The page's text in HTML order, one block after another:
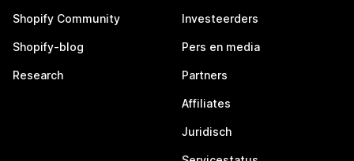
Shopify Community
Shopify-blog
Research
Investeerders
Pers en media
Partners
Affiliates
Juridisch